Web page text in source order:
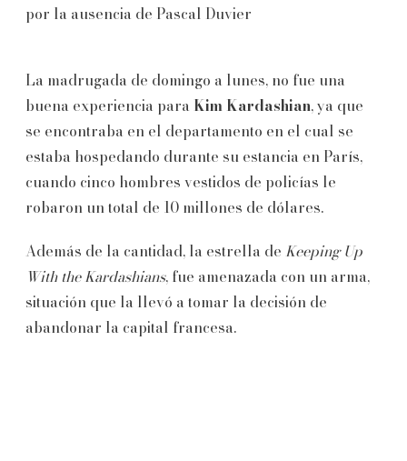
por la ausencia de Pascal Duvier
La madrugada de domingo a lunes, no fue una
buena experiencia para Kim Kardashian, ya que
se encontraba en el departamento en el cual se
estaba hospedando durante su estancia en París,
cuando cinco hombres vestidos de policías le
robaron un total de 10 millones de dólares.
Además de la cantidad, la estrella de Keeping Up
With the Kardashians, fue amenazada con un arma,
situación que la llevó a tomar la decisión de
abandonar la capital francesa.